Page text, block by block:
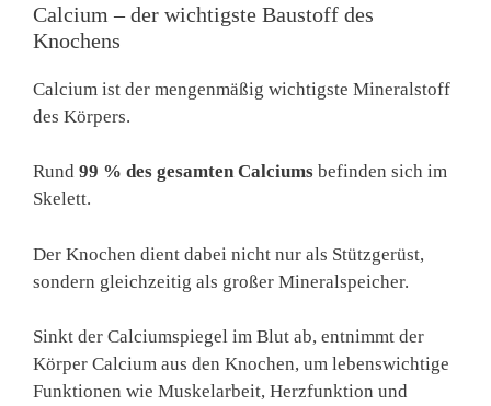
Calcium – der wichtigste Baustoff des
Knochens
Calcium ist der mengenmäßig wichtigste Mineralstoff
des Körpers.
Rund 99 % des gesamten Calciums befinden sich im
Skelett.
Der Knochen dient dabei nicht nur als Stützgerüst,
sondern gleichzeitig als großer Mineralspeicher.
Sinkt der Calciumspiegel im Blut ab, entnimmt der
Körper Calcium aus den Knochen, um lebenswichtige
Funktionen wie Muskelarbeit, Herzfunktion und